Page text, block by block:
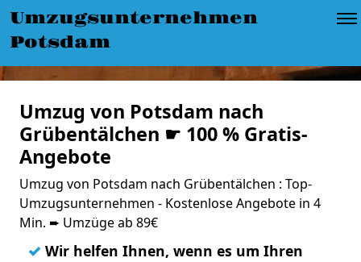
Umzugsunternehmen
Potsdam
Umzug von Potsdam nach
Grübentälchen ☛ 100 % Gratis-
Angebote
Umzug von Potsdam nach Grübentälchen : Top-
Umzugsunternehmen - Kostenlose Angebote in 4
Min. ➨ Umzüge ab 89€
✓ Wir helfen Ihnen, wenn es um Ihren